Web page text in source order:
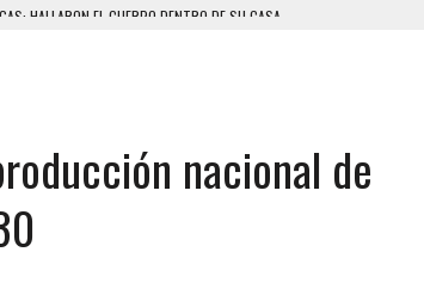
VENEZOLANA EN REUNIÓN CON AMIGOS
TRAGEDIA FAMILIAR
DE 13 AÑOS TRAS ABUSAR DE ELLA
TRAS LOS TERREMOTOS: CAYERON DESDE EL PISO NUEVE DEL
nacional de